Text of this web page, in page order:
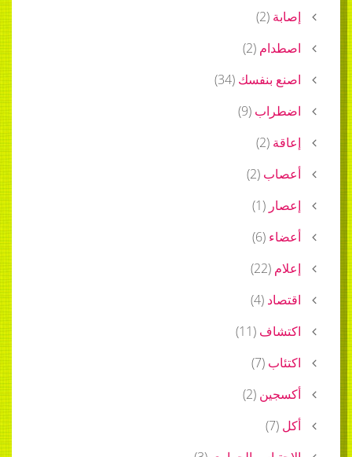
إصابة (
2
)
اصطدام (
2
)
اصنع بنفسك (
34
)
اضطراب (
9
)
إعاقة (
2
)
أعصاب (
2
)
إعصار (
1
)
أعضاء (
6
)
إعلام (
22
)
اقتصاد (
4
)
اكتشاف (
11
)
اكتئاب (
7
)
أكسجين (
2
)
أكل (
7
)